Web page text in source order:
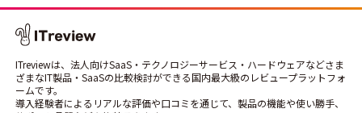
ITreviewは、法人向けSaaS・テクノロジーサービス・ハードウェアなどさま
ざまなIT製品・SaaSの比較検討ができる国内最大級のレビュープラットフォ
ームです。
導入経験者によるリアルな評価や口コミを通じて、製品の機能や使い勝手、